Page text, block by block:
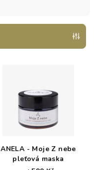
ANELA - Moje Z nebe
pleťová maska